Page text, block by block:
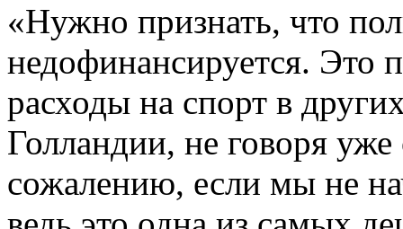
«Нужно признать, что
недофинансируется. Это
расходы на спорт в
Голландии, не говоря
сожалению, если мы не